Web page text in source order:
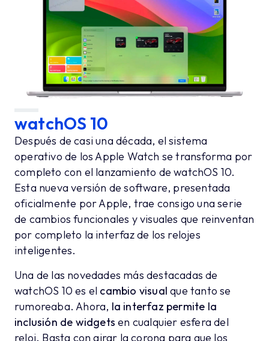
watchOS 10
Después de casi una década, el sistema
operativo de los Apple Watch se transforma por
completo con el lanzamiento de watchOS 10.
Esta nueva versión de software, presentada
oficialmente por Apple, trae consigo una serie
de cambios funcionales y visuales que reinventan
por completo la interfaz de los relojes
inteligentes.
Una de las novedades más destacadas de
watchOS 10 es el cambio visual que tanto se
rumoreaba. Ahora, la interfaz permite la
inclusión de widgets en cualquier esfera del
reloj. Basta con girar la corona para que los